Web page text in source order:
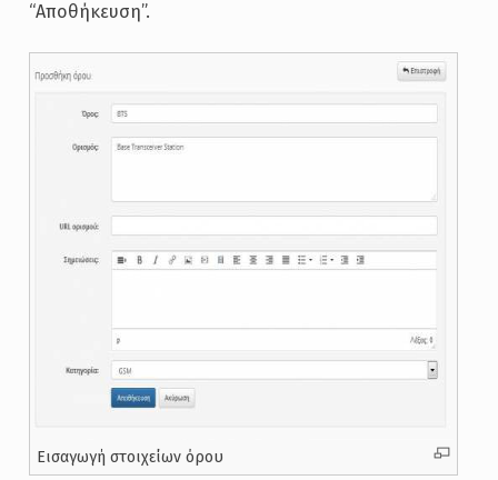
“Αποθήκευση”.
Εισαγωγή στοιχείων όρου